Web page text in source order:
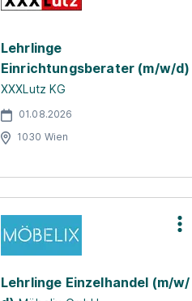
Lehrlinge
Einrichtungsberater (m/w/d)
XXXLutz KG
01.08.2026
1030 Wien
Lehrlinge Einzelhandel (m/w/